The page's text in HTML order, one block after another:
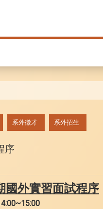
系外徵才 系外招生
序
國外實習面試程序